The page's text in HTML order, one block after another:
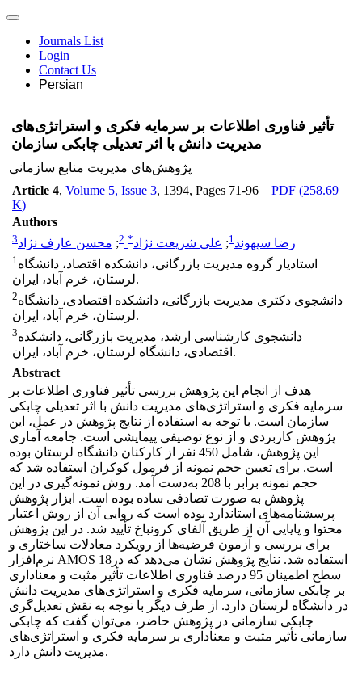
Journals List
Login
Contact Us
Persian
تأثیر فناوری اطلاعات بر سرمایه فکری و استراتژی‌های
مدیریت دانش با اثر تعدیلی چابکی سازمان
پژوهش‌های مدیریت منابع سازمانی
Article 4, Volume 5, Issue 3, 1394, Pages 71-96 PDF (258.69
K)
Authors
رضا سپهوند1
; علی شریعت نژاد*
2
; محسن عارف نژاد3
1استادیار گروه مدیریت بازرگانی، دانشکده اقتصاد، دانشگاه
لرستان، خرم آباد، ایران.
2دانشجوی دکتری مدیریت بازرگانی، دانشکده اقتصادی، دانشگاه
لرستان، خرم آباد، ایران.
3دانشجوی کارشناسی ارشد، مدیریت بازرگانی، دانشکده
اقتصادی، دانشگاه لرستان، خرم آباد، ایران.
Abstract
هدف از انجام این پژوهش بررسی تأثیر فناوری اطلاعات بر
سرمایه فکری و استراتژی‌های مدیریت دانش با اثر تعدیلی چابکی
سازمان است. با توجه به استفاده از نتایج پژوهش در عمل، این
پژوهش کاربردی و از نوع توصیفی پیمایشی است. جامعه آماری
این پژوهش، شامل 450 نفر از کارکنان دانشگاه لرستان بوده
است. برای تعیین حجم نمونه از فرمول کوکران استفاده شد که
حجم نمونه برابر با 208 به‌دست آمد. روش نمونه‌گیری در این
پژوهش به صورت تصادفی ساده بوده است. ابزار پژوهش
پرسشنامه‌های استاندارد بوده است که روایی آن از روش اعتبار
محتوا و پایایی آن از طریق آلفای کرونباخ تأیید شد. در این پژوهش
برای بررسی و آزمون فرضیه‌ها از رویکرد معادلات ساختاری و
نرم‌افزار AMOS 18استفاده شد. نتایج پژوهش نشان می‌دهد که در
سطح اطمینان 95 درصد فناوری اطلاعات تأثیر مثبت و معناداری
بر چابکی سازمانی، سرمایه فکری و استراتژی‌های مدیریت دانش
در دانشگاه لرستان دارد. از طرف دیگر با توجه به نقش تعدیل‌گری
چابکی سازمانی در پژوهش حاضر، می‌توان گفت که چابکی
سازمانی تأثیر مثبت و معناداری بر سرمایه فکری و استراتژی‌های
مدیریت دانش دارد.